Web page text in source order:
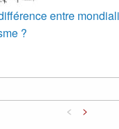
entre
?
< >